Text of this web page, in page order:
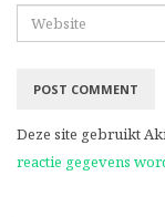
Deze site gebruikt
reactie gegevens